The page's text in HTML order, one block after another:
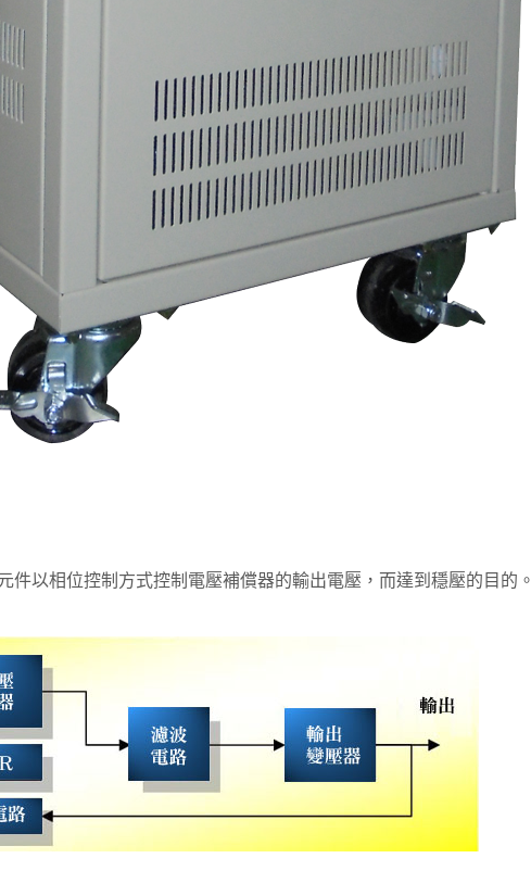
件以相位控制方式控制電壓補償器的輸出電壓，而達到穩壓的目的。